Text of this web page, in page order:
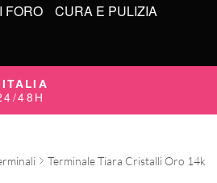
FORO
CURA E PULIZIA
48H
Terminale Tiara Cristalli Oro 14k